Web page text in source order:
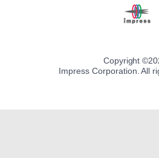
Copyright ©
Impress Corporation. All